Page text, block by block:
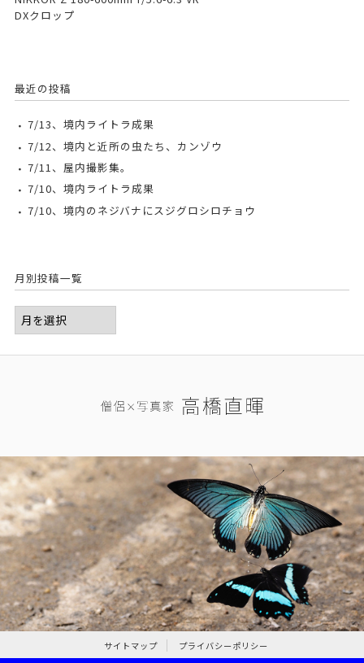
DXクロップ
最近の投稿
7/13、境内ライトラ成果
7/12、境内と近所の虫たち、カンゾウ
7/11、屋内撮影集。
7/10、境内ライトラ成果
7/10、境内のネジバナにスジグロシロチョウ
月別投稿一覧
サイトマップ プライバシーポリシー